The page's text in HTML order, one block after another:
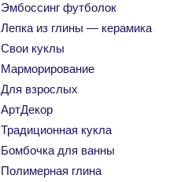
Эмбоссинг футболок
Лепка из глины — керамика
Свои куклы
Марморирование
Для взрослых
АртДекор
Традиционная кукла
Бомбочка для ванны
Полимерная глина